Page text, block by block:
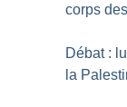
corps
Débat :
la